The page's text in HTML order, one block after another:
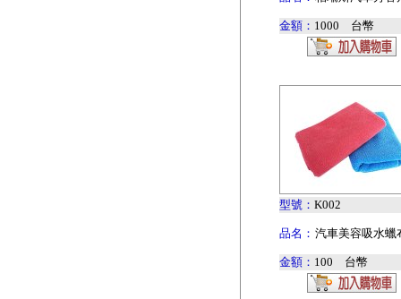
金額： 1000 台幣
型號： K002
品名： 汽車美容吸水蠟
金額： 100 台幣